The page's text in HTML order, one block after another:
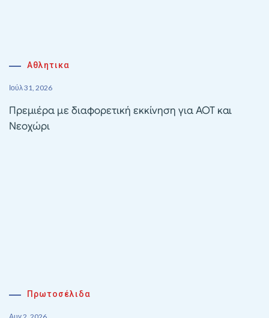
Αθλητικα
Ιούλ 31, 2026
Πρεμιέρα με διαφορετική εκκίνηση για ΑΟΤ και
Νεοχώρι
Πρωτοσέλιδα